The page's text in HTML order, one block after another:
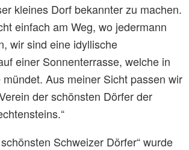
kleines Dorf bekannter zu machen.
einfach am Weg, wo jedermann
wir sind eine idyllische
einer Sonnenterrasse, welche in
Aus meiner Sicht passen wir
der schönsten Dörfer der
Schweizer Dörfer“ wurde